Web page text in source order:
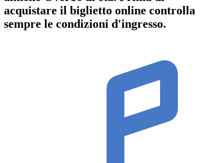
acquistare il biglietto online controlla
sempre le condizioni d'ingresso.